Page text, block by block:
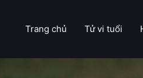
Trang chủ Tử vi tuổi